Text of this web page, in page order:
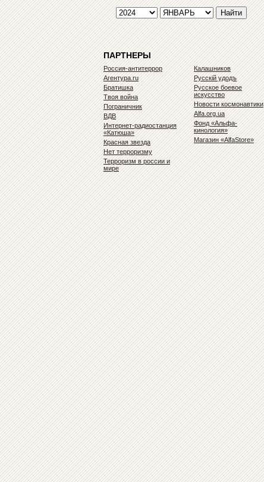
ПАРТНЕРЫ
Россия-антитеррор
Агентура.ru
Братишка
Твоя война
Пограничник
ВДВ
Интернет-радиостанция
«Катюша»
Красная звезда
Нет терроризму
Терроризм в россии и
мире
Калашников
Русскiй удодъ
Русское боевое
искусство
Новости космонавтики
Alfa.org.ua
Фонд «Альфа-
кинология»
Магазин «AlfaStore»